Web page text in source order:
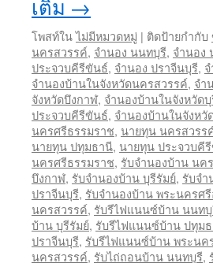
เติม →
โพสท์ในไม่มีหมวดหมู่ | ติดป้ายกำกับ
นครสวรรค์, จำนอง นนทบุรี, จำนอง
ประจวบคีรีขันธ์, จำนอง ปราจีนบุรี,
จำนองบ้านในจังหวัดนครสวรรค์, จำ
จังหวัดบึงกาฬ, จำนองบ้านในจังหวัด
ประจวบคีรีขันธ์, จำนองบ้านในจังหวั
นครศรีธรรมราช, นายทุน นครสวรร
นายทุน ปทุมธานี, นายทุน ประจวบคี
นครศรีธรรมราช, รับจำนองบ้าน นค
บึงกาฬ, รับจำนองบ้าน บุรีรัมย์, รับจ
ปราจีนบุรี, รับจำนองบ้าน พระนครศ
นครสวรรค์, รับรีไฟแนนซ์บ้าน นนท
บ้าน บุรีรัมย์, รับรีไฟแนนซ์บ้าน ปทุม
ปราจีนบุรี, รับรีไฟแนนซ์บ้าน พระนค
นครสวรรค์, รับไถ่ถอนบ้าน นนทบุรี,